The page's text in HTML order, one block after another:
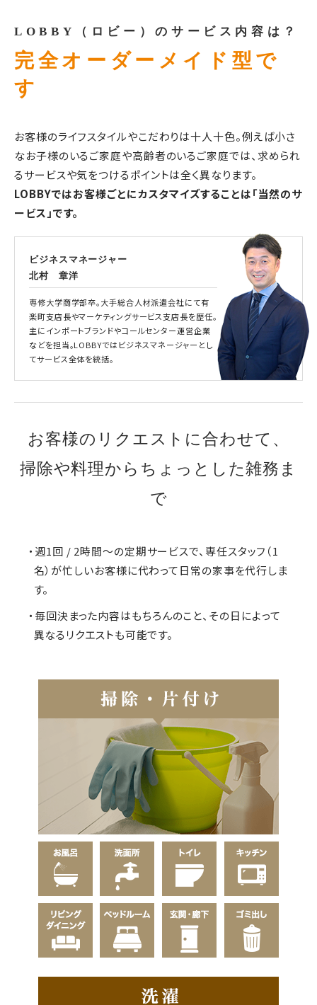
LOBBY（ロビー）のサービス内容は？
完全オーダーメイド型で
す
お客様のライフスタイルやこだわりは十人十色。例えば小さ
なお子様のいるご家庭や高齢者のいるご家庭では、求められ
るサービスや気をつけるポイントは全く異なります。
LOBBYではお客様ごとにカスタマイズすることは「当然のサ
ービス」です。
ビジネスマネージャー
北村 章洋
専修大学商学部卒。大手総合人材派遣会社にて有
楽町支店長やマーケティングサービス支店長を歴任。
主にインポートブランドやコールセンター運営企業
などを担当。LOBBYではビジネスマネージャーとし
てサービス全体を統括。
お客様のリクエストに合わせて、
掃除や料理からちょっとした雑務ま
で
・週1回 / 2時間～の定期サービスで、専任スタッフ（1
名）が忙しいお客様に代わって日常の家事を代行しま
す。
・毎回決まった内容はもちろんのこと、その日によって
異なるリクエストも可能です。